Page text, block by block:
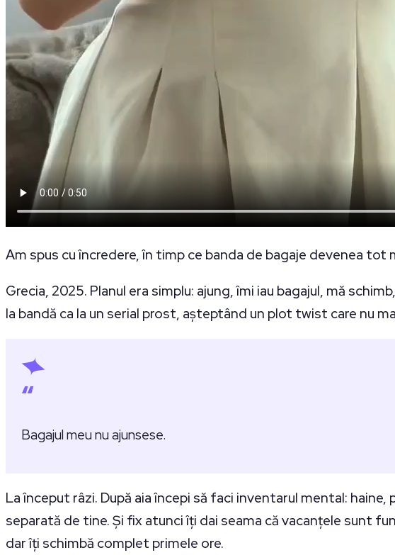
Am spus cu încredere, în timp ce banda de bagaje devenea tot
Grecia, 2025. Planul era simplu: ajung, îmi iau bagajul, mă
la bandă ca la un serial prost, așteptând un plot twist care nu
“
Bagajul meu nu ajunsese.
La început râzi. După aia începi să faci inventarul mental:
separată de tine. Și fix atunci îți dai seama că vacanțele sunt
dar îți schimbă complet primele ore.